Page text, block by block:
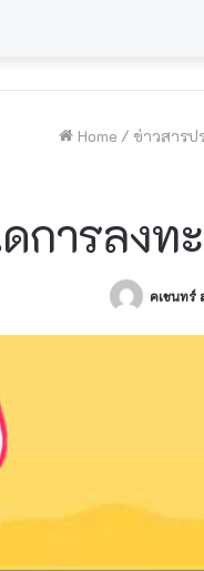
Home / ข่าวสารป
การลงท
คเชนทร์